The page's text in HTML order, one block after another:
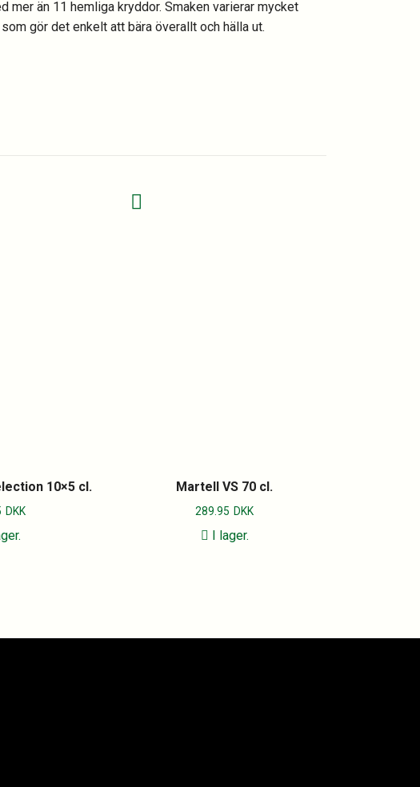
mer än 11 hemliga kryddor. Smaken varierar mycket
gör det enkelt att bära överallt och hälla ut.
10×5 cl.
DKK
Martell VS 70 cl.
289.95 DKK
I lager.